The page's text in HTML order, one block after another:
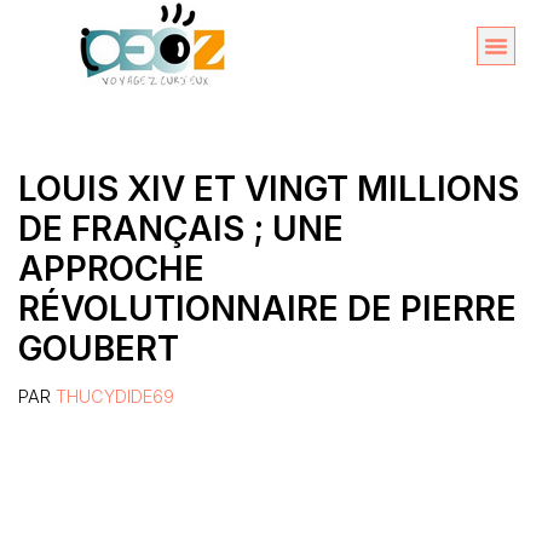
LOUIS XIV ET VINGT MILLIONS
DE FRANÇAIS ; UNE
APPROCHE
RÉVOLUTIONNAIRE DE PIERRE
GOUBERT
PAR THUCYDIDE69